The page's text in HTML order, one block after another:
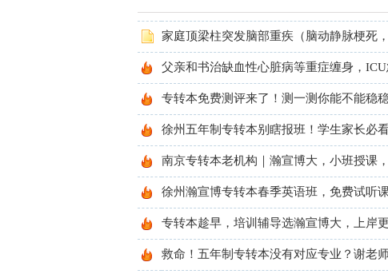
家庭顶梁柱突发脑部重疾（脑动静脉梗死
父亲和书治缺血性心脏病等重症缠身，
专转本免费测评来了！测一测你能不能稳
徐州五年制专转本别瞎报班！学生家长必
南京专转本老机构｜瀚宣博大，小班授课
徐州瀚宣博专转本春季英语班，免费试听
专转本趁早，培训辅导选瀚宣博大，上岸
救命！五年制专转本没有对应专业？谢老